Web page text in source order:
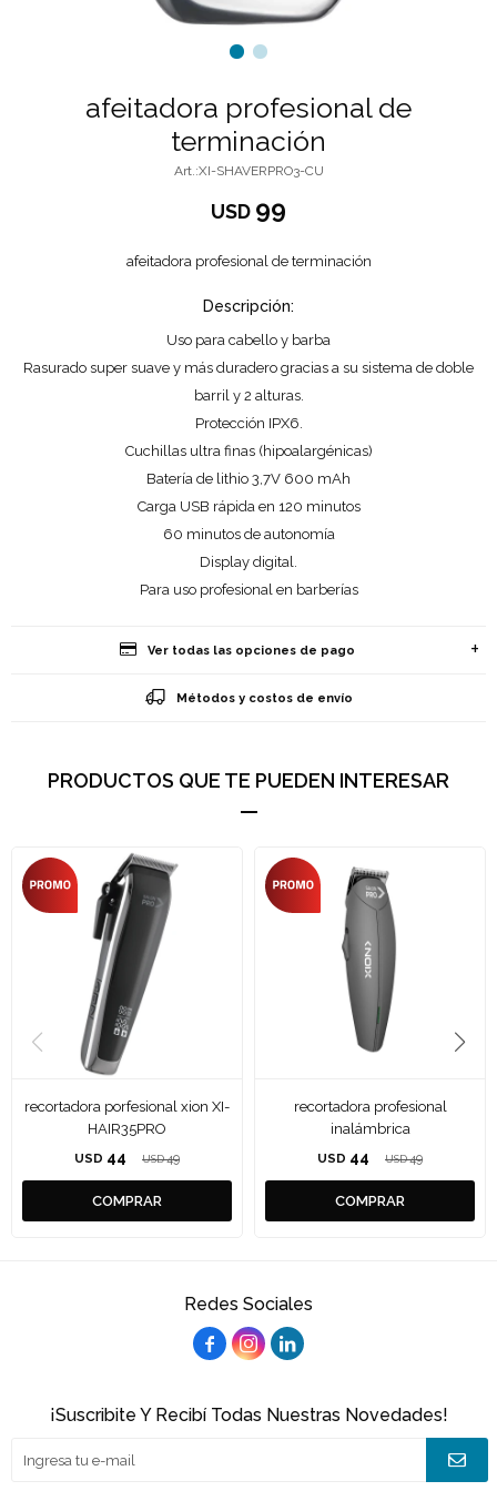
afeitadora profesional de
terminación
XI-SHAVERPRO3-CU
USD 99
afeitadora profesional de terminación
Descripción:
Uso para cabello y barba
Rasurado super suave y más duradero gracias a su sistema de doble
barril y 2 alturas.
Protección IPX6.
Cuchillas ultra finas (hipoalargénicas)
Batería de lithio 3,7V 600 mAh
Carga USB rápida en 120 minutos
60 minutos de autonomía
Display digital.
Para uso profesional en barberías
Ver todas las opciones de pago
Métodos y costos de envío
PRODUCTOS QUE TE PUEDEN INTERESAR
recortadora porfesional xion XI-
HAIR35PRO
USD 44 USD 49
recortadora profesional
inalámbrica
USD 44 USD 49
Redes Sociales
  
¡Suscribite Y Recibí Todas Nuestras Novedades!